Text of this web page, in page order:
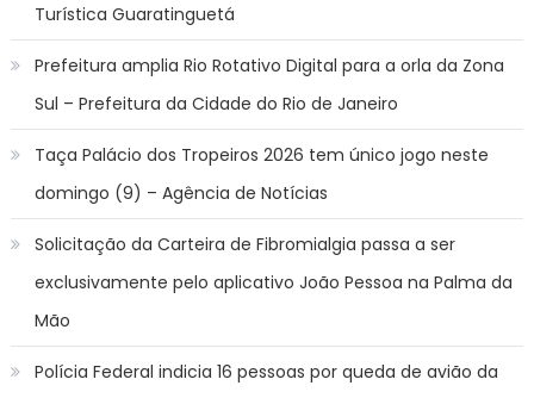
Turística Guaratinguetá
Prefeitura amplia Rio Rotativo Digital para a orla da Zona
Sul – Prefeitura da Cidade do Rio de Janeiro
Taça Palácio dos Tropeiros 2026 tem único jogo neste
domingo (9) – Agência de Notícias
Solicitação da Carteira de Fibromialgia passa a ser
exclusivamente pelo aplicativo João Pessoa na Palma da
Mão
Polícia Federal indicia 16 pessoas por queda de avião da